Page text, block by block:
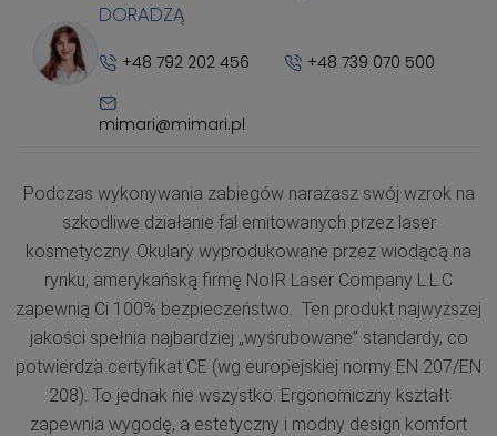
DORADZĄ
+48 792 202 456 +48 739 070 500
mimari@mimari.pl
Podczas wykonywania zabiegów narażasz swój wzrok na
szkodliwe działanie fal emitowanych przez laser
kosmetyczny. Okulary wyprodukowane przez wiodącą na
rynku, amerykańską firmę NoIR Laser Company L.L.C
zapewnią Ci 100% bezpieczeństwo. Ten produkt najwyższej
jakości spełnia najbardziej „wyśrubowane” standardy, co
potwierdza certyfikat CE (wg europejskiej normy EN 207/EN
208). To jednak nie wszystko. Ergonomiczny kształt
zapewnia wygodę, a estetyczny i modny design komfort